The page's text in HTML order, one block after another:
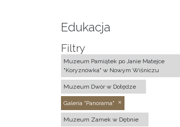
Edukacja
Filtry
Muzeum Pamiątek po Janie Matejce
"Koryznówka" w Nowym Wiśniczu
Muzeum Dwór w Dołędze
Galeria "Panorama"
Muzeum Zamek w Dębnie